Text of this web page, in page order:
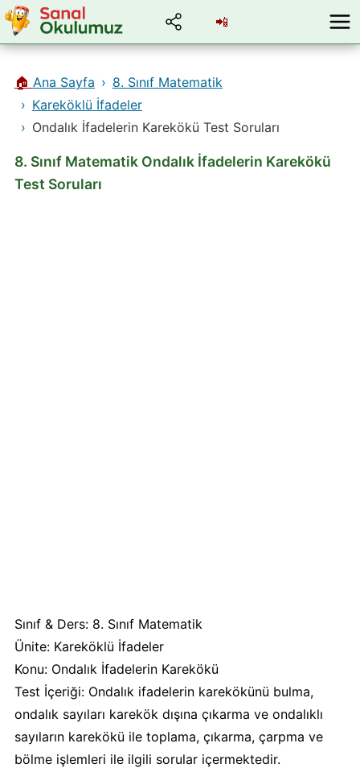
📲
🏠 Ana Sayfa
8. Sınıf Matematik
Kareköklü İfadeler
Ondalık İfadelerin Karekökü Test Soruları
8. Sınıf Matematik Ondalık İfadelerin Karekökü
Test Soruları
Sınıf & Ders: 8. Sınıf Matematik
Ünite: Kareköklü İfadeler
Konu: Ondalık İfadelerin Karekökü
Test İçeriği: Ondalık ifadelerin karekökünü bulma,
ondalık sayıları karekök dışına çıkarma ve ondalıklı
sayıların karekökü ile toplama, çıkarma, çarpma ve
bölme işlemleri ile ilgili sorular içermektedir.